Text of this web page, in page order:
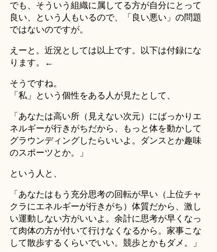
でも、そういう組織に属してる方が自分にとって
良い、という人もいるので、「良い悪い」の問題
ではないのですが。
えーと。近況としては以上です。以下は付録にな
ります。←
そうですね。
「私」という個性をある人が見たとして、
「あなたは高い所（見えない次元）にばっかりエ
ネルギーが行きがちだから、もっと体を動かして
グラウンディングしたらいいよ。ダンスとか趣味
のスポーツとか。」
という人と、
「あなたはもう充分思考の回転が早い（上位チャ
クラにエネルギーが行きがち）体質だから、激し
い運動しない方がいいよ。余計に思考が早くなっ
て肉体の方が付いて行けなくなるから。家事こな
して散歩するくらいでいい。競歩とかもダメ。」